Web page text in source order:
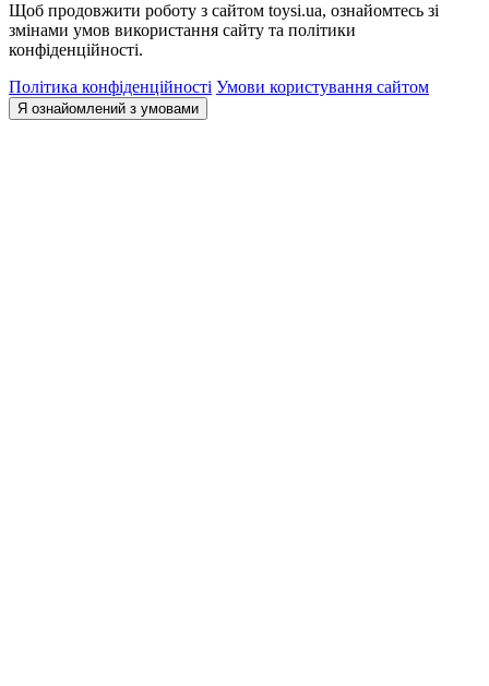
Щоб продовжити роботу з сайтом toysi.ua, ознайомтесь зі
змінами умов використання сайту та політики
конфіденційності.
Політика конфіденційності Умови користування сайтом
Я ознайомлений з умовами